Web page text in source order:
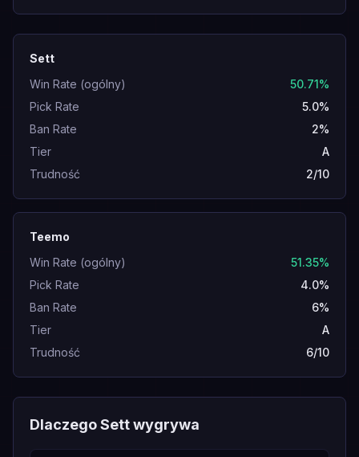
Sett
Win Rate (ogólny)
50.71%
Pick Rate
5.0%
Ban Rate
2%
Tier
A
Trudność
2/10
Teemo
Win Rate (ogólny)
51.35%
Pick Rate
4.0%
Ban Rate
6%
Tier
A
Trudność
6/10
Dlaczego Sett wygrywa